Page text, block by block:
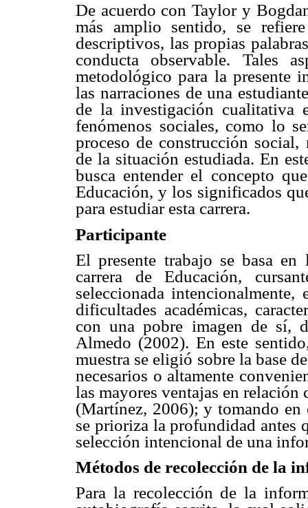
De acuerdo con Taylor y
más amplio sentido, se
descriptivos, las propias
conducta observable. Tales
metodológico para la presente
las narraciones de una
de la investigación cualitativa
fenómenos sociales, como lo
proceso de construcción
de la situación estudiada. En
busca entender el concepto
Educación, y los significados
para estudiar esta carrera.
Participante
El presente trabajo se basa
carrera de Educación,
seleccionada
dificultades académicas,
con una pobre imagen de sí,
Almedo (2002). En este
muestra se eligió sobre la base
necesarios o altamente
las mayores ventajas en
(Martínez, 2006); y tomando
se prioriza la profundidad antes
selección intencional de una
Métodos de recolección de la
Para la recolección de la